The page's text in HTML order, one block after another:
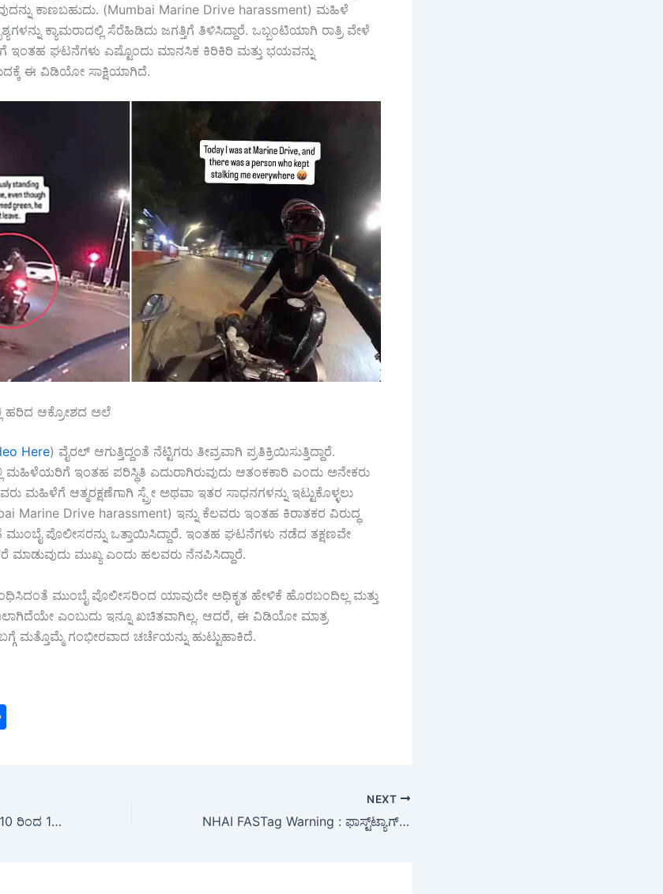
ಕಾಣಬಹುದು. (Mumbai Marine Drive harassment) ಮಹಿಳೆ
ಕ್ಯಾಮರಾದಲ್ಲಿ ಸೆರೆಹಿಡಿದು ಜಗತ್ತಿಗೆ ತಿಳಿಸಿದ್ದಾರೆ. ಒಬ್ಬಂಟಿಯಾಗಿ ರಾತ್ರಿ ವೇಳೆ
ಘಟನೆಗಳು ಎಷ್ಟೊಂದು ಮಾನಸಿಕ ಕಿರಿಕಿರಿ ಮತ್ತು ಭಯವನ್ನು
ಈ ವಿಡಿಯೋ ಸಾಕ್ಷಿಯಾಗಿದೆ.
ಹರಿದ ಆಕ್ರೋಶದ ಅಲೆ
Here) ವೈರಲ್ ಆಗುತ್ತಿದ್ದಂತೆ ನೆಟ್ಟಿಗರು ತೀವ್ರವಾಗಿ ಪ್ರತಿಕ್ರಿಯಿಸುತ್ತಿದ್ದಾರೆ.
ಮಹಿಳೆಯರಿಗೆ ಇಂತಹ ಪರಿಸ್ಥಿತಿ ಎದುರಾಗಿರುವುದು ಆತಂಕಕಾರಿ ಎಂದು ಅನೇಕರು
ಮಹಿಳೆಗೆ ಆತ್ಮರಕ್ಷಣೆಗಾಗಿ ಸ್ಪ್ರೇ ಅಥವಾ ಇತರ ಸಾಧನಗಳನ್ನು ಇಟ್ಟುಕೊಳ್ಳಲು
Marine Drive harassment) ಇನ್ನು ಕೆಲವರು ಇಂತಹ ಕಿರಾತಕರ ವಿರುದ್ಧ
ಮುಂಬೈ ಪೊಲೀಸರನ್ನು ಒತ್ತಾಯಿಸಿದ್ದಾರೆ. ಇಂತಹ ಘಟನೆಗಳು ನಡೆದ ತಕ್ಷಣವೇ
ಮಾಡುವುದು ಮುಖ್ಯ ಎಂದು ಹಲವರು ನೆನಪಿಸಿದ್ದಾರೆ.
ಮುಂಬೈ ಪೊಲೀಸರಿಂದ ಯಾವುದೇ ಅಧಿಕೃತ ಹೇಳಿಕೆ ಹೊರಬಂದಿಲ್ಲ ಮತ್ತು
ಎಂಬುದು ಇನ್ನೂ ಖಚಿತವಾಗಿಲ್ಲ. ಆದರೆ, ಈ ವಿಡಿಯೋ ಮಾತ್ರ
ಮತ್ತೊಮ್ಮೆ ಗಂಭೀರವಾದ ಚರ್ಚೆಯನ್ನು ಹುಟ್ಟುಹಾಕಿದೆ.
Weekly Horoscope : ಮೇ 10 ರಿಂದ 16ರ ವರೆಗಿನ ವಾರ ಭವಿಷ್ಯ: ಮೇಷದಿಂದ ಮೀನ ರಾಶಿಯವರೆಗೆ ಸಂಪೂರ್ಣ ರಾಶಿ ಫಲ..!
NEXT
NHAI FASTag Warning : ಫಾಸ್ಟ್‌ಟ್ಯಾಗ್ ಕೈಯಲ್ಲಿ ಹಿಡಿದು ತೋರಿಸ್ತೀರಾ? ಹುಷಾರ್! NHAI ಹೊಸ ನಿಯಮದಿಂದ ನಿಮ್ಮ ಅಕೌಂಟ್ ಬ್ಲ್ಯಾಕ್‌ಲಿಸ್ಟ್ ಆಗಬಹುದು!